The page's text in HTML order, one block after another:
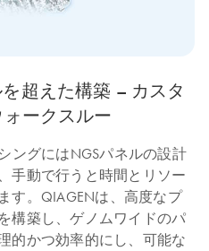
超えた構築 – カスタ
ークスルー
ングにはNGSパネルの設計
手動で行うと時間とリソー
す。QIAGENは、高度なプ
構築し、ゲノムワイドのパ
的かつ効率的にし、可能な